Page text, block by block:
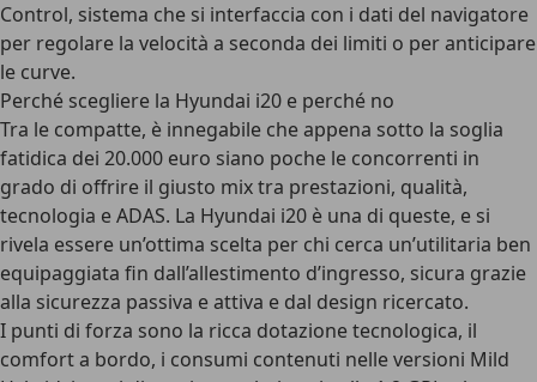
Control, sistema che si interfaccia con i dati del navigatore
per regolare la velocità a seconda dei limiti o per anticipare
le curve.
Perché scegliere la Hyundai i20 e perché no
Tra le compatte, è innegabile che appena sotto la soglia
fatidica dei 20.000 euro siano poche le concorrenti in
grado di offrire il giusto mix tra prestazioni, qualità,
tecnologia e ADAS. La Hyundai i20 è una di queste, e si
rivela essere un’ottima scelta per chi cerca un’utilitaria ben
equipaggiata fin dall’allestimento d’ingresso, sicura grazie
alla sicurezza passiva e attiva e dal design ricercato.
I punti di forza sono la ricca dotazione tecnologica, il
comfort a bordo, i consumi contenuti nelle versioni Mild